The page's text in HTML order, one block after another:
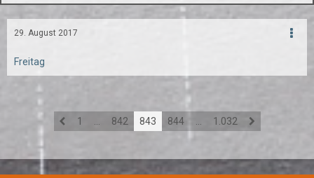
29. August 2017
Freitag
1 842 843 844 1.032